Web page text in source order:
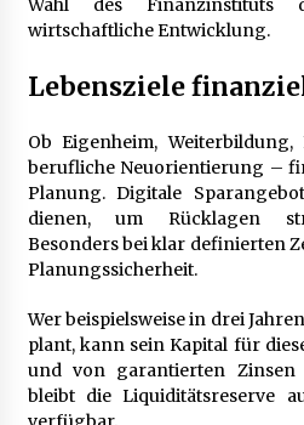
Wahl des Finanzinstituts
wirtschaftliche Entwicklung.
Lebensziele
Ob Eigenheim,
berufliche Neuorientierung –
Planung. Digitale
dienen, um Rücklagen
Besonders bei klar definierten
Planungssicherheit.
Wer beispielsweise in drei
plant, kann sein Kapital für
und von garantierten Zinsen
bleibt die Liquiditätsreserve